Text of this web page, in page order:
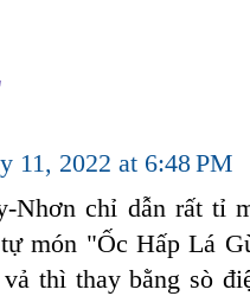
11, 2022 at 6:48 PM
Nhơn chỉ dẫn rất tỉ
món "Ốc Hấp Lá
thì thay bằng sò